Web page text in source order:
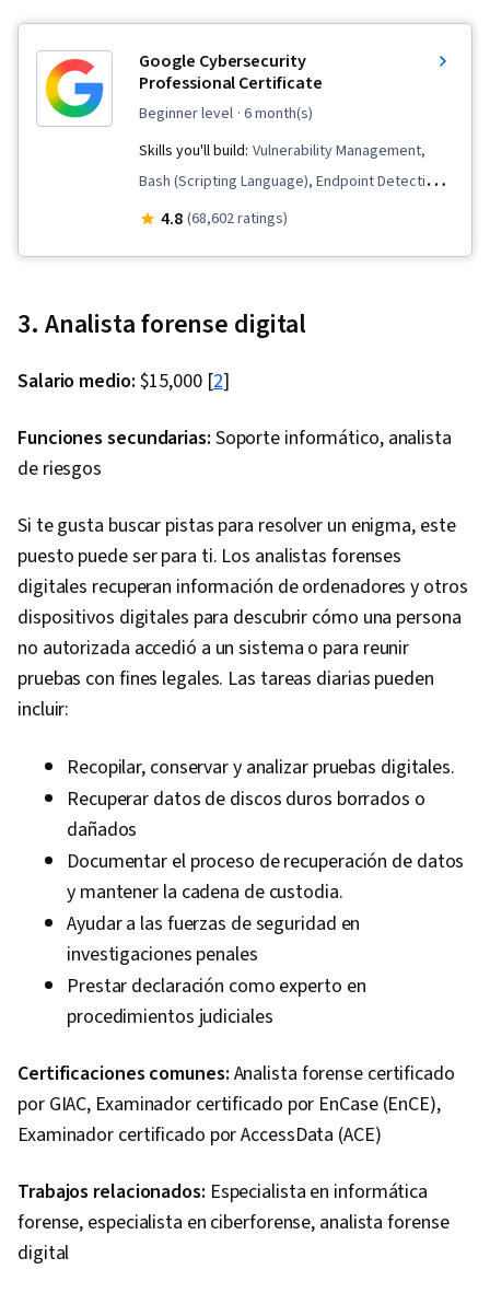
Google Cybersecurity
Professional Certificate
beginner level · 6 month(s)
Skills you'll build: Vulnerability Management,
Bash (Scripting Language), Endpoint Detection
and Response, Hardening, Network Security,
Protocols, Linux, Intrusion Detection and
Management, Cybersecurity, Incident
Response, Debugging, Web Presence, SQL,
Incident Management, Network Monitoring,
Event Monitoring, Query Languages, Continuous
Monitoring, Security Controls, Document
Management, Technical Communication, Data
Security, Data Ethics, AI Workflows, Artificial
Intelligence, Security Management,
literacy, Google Gemini, Generative AI,
Interviewing Skills, Cyber Risk, Cyber Attacks,
Operating Systems, Linux Commands, File
Systems, File Management, Database
Management, User Accounts, Command-Line
Interface, Relational Databases, Authorization
(Computing), Authentications, Unix Shell, Linux
Administration, Databases, File I/O, Algorithms,
Import/Export, Programming Principles,
Computer Programming, Program
Development, Firewall, Computer Networking,
Private Networks (VPN), Cloud Security, General
Networking, Network Infrastructure,
4.8 (68,602 ratings)
3. Analista forense digital
Salario medio: $15,000 [2]
Funciones secundarias: Soporte informático, analista
de riesgos
Si te gusta buscar pistas para resolver un enigma, este
puesto puede ser para ti. Los analistas forenses
digitales recuperan información de ordenadores y otros
dispositivos digitales para descubrir cómo una persona
no autorizada accedió a un sistema o para reunir
pruebas con fines legales. Las tareas diarias pueden
incluir:
Recopilar, conservar y analizar pruebas digitales.
Recuperar datos de discos duros borrados o
dañados
Documentar el proceso de recuperación de datos
y mantener la cadena de custodia.
Ayudar a las fuerzas de seguridad en
investigaciones penales
Prestar declaración como experto en
procedimientos judiciales
Certificaciones comunes: Analista forense certificado
por GIAC, Examinador certificado por EnCase (EnCE),
Examinador certificado por AccessData (ACE)
Trabajos relacionados: Especialista en informática
forense, especialista en ciberforense, analista forense
digital